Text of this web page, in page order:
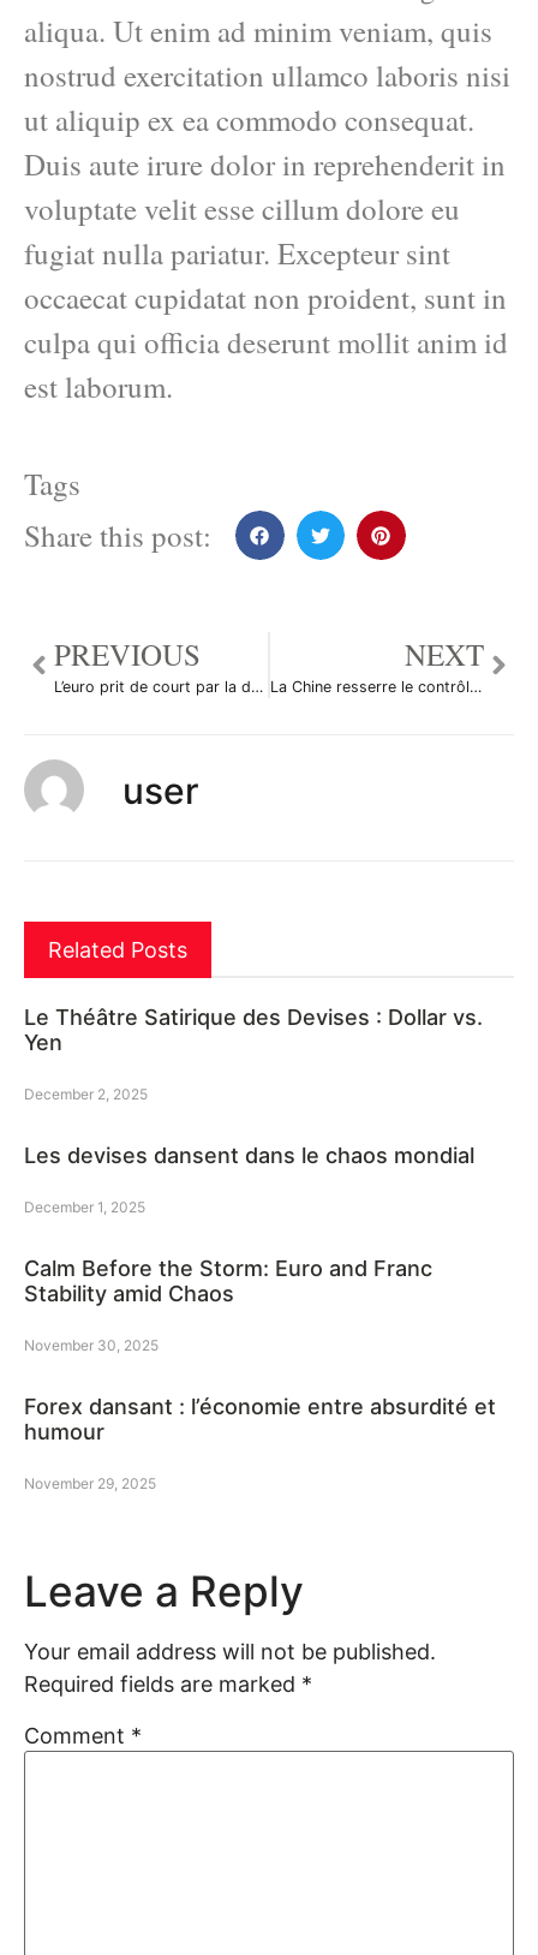
aliqua. Ut enim ad minim veniam, quis
nostrud exercitation ullamco laboris nisi
ut aliquip ex ea commodo consequat.
Duis aute irure dolor in reprehenderit in
voluptate velit esse cillum dolore eu
fugiat nulla pariatur. Excepteur sint
occaecat cupidatat non proident, sunt in
culpa qui officia deserunt mollit anim id
est laborum.
Tags
Share this post:
PREVIOUS
L’euro prit de court par la décision de la Fed
NEXT
La Chine resserre le contrôle sur les prêts bancaires
user
Related Posts
Le Théâtre Satirique des Devises : Dollar vs.
Yen
December 2, 2025
Les devises dansent dans le chaos mondial
December 1, 2025
Calm Before the Storm: Euro and Franc
Stability amid Chaos
November 30, 2025
Forex dansant : l’économie entre absurdité et
humour
November 29, 2025
Leave a Reply
Your email address will not be published.
Required fields are marked *
Comment *